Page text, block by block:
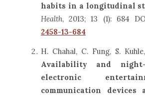
habits in a longitudinal
Health, 2013; 13 (1): 684
2458-13-684
H. Chahal, C. Fung, S.
Availability and
electronic
communication devices